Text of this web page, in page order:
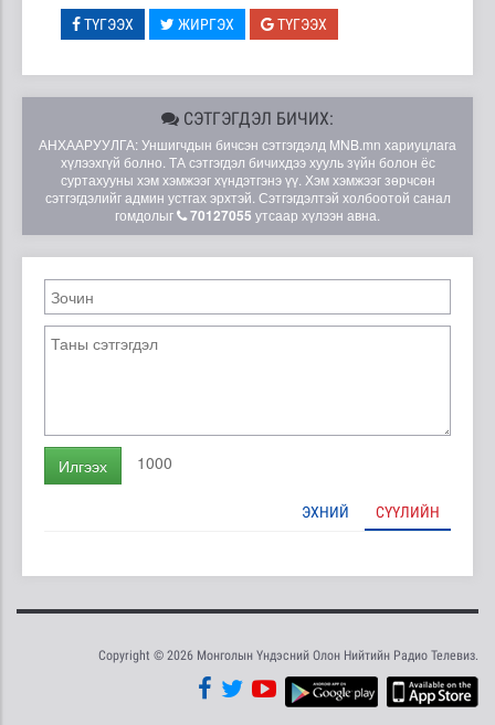
ТҮГЭЭХ ЖИРГЭХ ТҮГЭЭХ
СЭТГЭГДЭЛ БИЧИХ:
АНХААРУУЛГА: Уншигчдын бичсэн сэтгэгдэлд MNB.mn хариуцлага
хүлээхгүй болно. ТА сэтгэгдэл бичихдээ хууль зүйн болон ёс
суртахууны хэм хэмжээг хүндэтгэнэ үү. Хэм хэмжээг зөрчсөн
сэтгэгдэлийг админ устгах эрхтэй. Сэтгэгдэлтэй холбоотой санал
гомдолыг
70127055 утсаар хүлээн авна.
Илгээх 1000
ЭХНИЙ СҮҮЛИЙН
Copyright © 2026 Монголын Үндэсний Олон Нийтийн Радио Телевиз.